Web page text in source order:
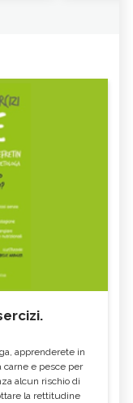
apprenderete in
carne e pesce per
alcun rischio di
la rettitudine